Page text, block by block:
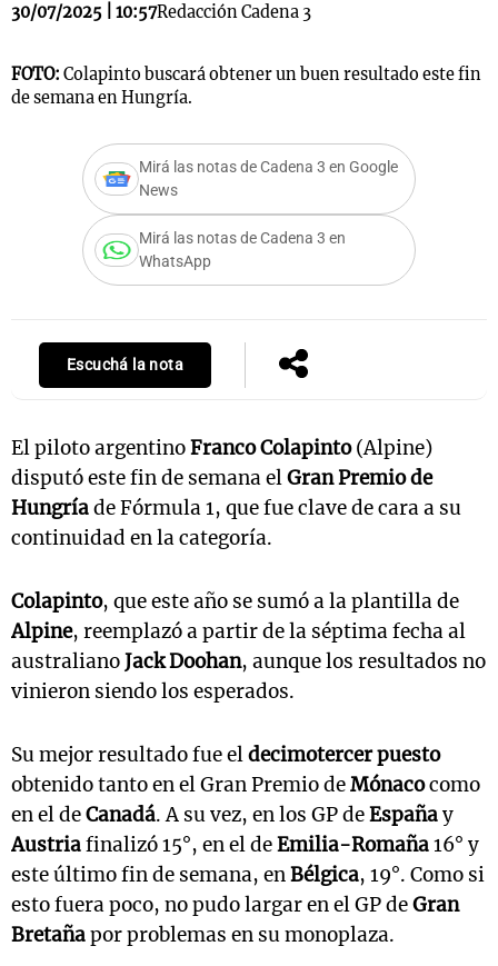
30/07/2025 | 10:57Redacción Cadena 3
FOTO: Colapinto buscará obtener un buen resultado este fin
de semana en Hungría.
Mirá las notas de Cadena 3 en Google
News
Mirá las notas de Cadena 3 en
WhatsApp
Escuchá la nota
El piloto argentinoFranco Colapinto(Alpine)
disputó este fin de semana elGran Premio de
Hungríade Fórmula 1, que fue clave de cara a su
continuidad en la categoría.
Colapinto, que este año se sumó a la plantilla de
Alpine, reemplazó a partir de la séptima fecha al
australianoJack Doohan, aunque los resultados no
vinieron siendo los esperados.
Su mejor resultado fue eldecimotercer puesto
obtenido tanto en el Gran Premio deMónacocomo
en el deCanadá. A su vez, en los GP deEspañay
Austriafinalizó 15°, en el deEmilia-Romaña16° y
este último fin de semana, enBélgica, 19°. Como si
esto fuera poco, no pudo largar en el GP deGran
Bretañapor problemas en su monoplaza.
Notas